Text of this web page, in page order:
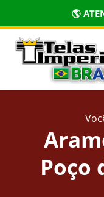
🌎
Poço